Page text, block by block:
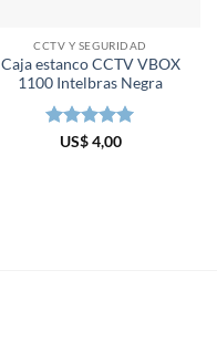
CCTV Y SEGURIDAD
Caja estanco CCTV VBOX
1100 Intelbras Negra
Valorado en
US$4,00